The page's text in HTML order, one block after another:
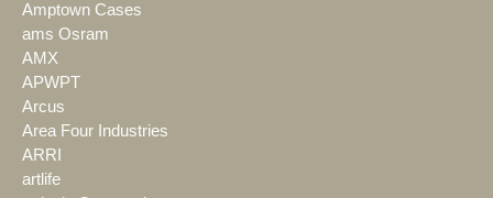
Amptown Cases
ams Osram
AMX
APWPT
Arcus
Area Four Industries
ARRI
artlife